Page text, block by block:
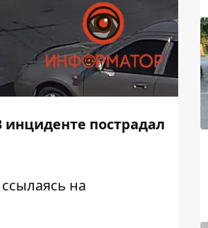
инциденте пострадал
ссылаясь на